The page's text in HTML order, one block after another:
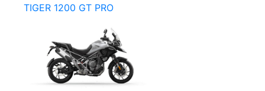
TIGER 1200 GT PRO